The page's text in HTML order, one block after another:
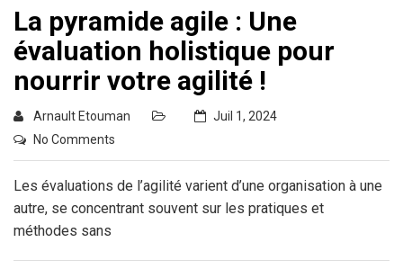
La pyramide agile : Une
évaluation holistique pour
nourrir votre agilité !
Arnault Etouman
Juil 1, 2024
No Comments
Les évaluations de l’agilité varient d’une organisation à une
autre, se concentrant souvent sur les pratiques et
méthodes sans